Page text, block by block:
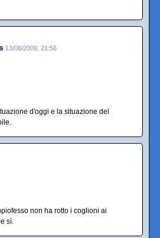
13/06/2009, 21:56
d'oggi e la situazione del
non ha rotto i coglioni ai
sì.